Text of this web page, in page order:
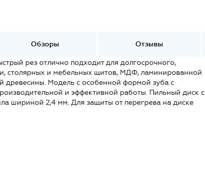
Обзоры Отзывы
рез отлично подходит для долгосрочного,
столярных и мебельных щитов, МДФ, ламинированной
древесины. Модель с особенной формой зуба с
и эффективной работы. Пильный диск с
шириной 2,4 мм. Для защиты от перегрева на диске